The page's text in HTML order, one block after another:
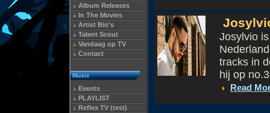
Album Releases
In The Movies
Artist Bio's
Talent Scout
Vandaag op TV
Contact
Music
Events
PLAYLIST
Reflex TV (test)
Josylvio
tracks in
hij op
Read